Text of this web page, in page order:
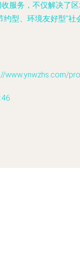
服务，不仅解决了
约型、环境友好型”
www.ynwzhs.com/